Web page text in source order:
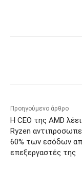
Προηγούμενο άρθρο
Η CEO της AMD
Ryzen
60% των εσόδων
επεξεργαστές της